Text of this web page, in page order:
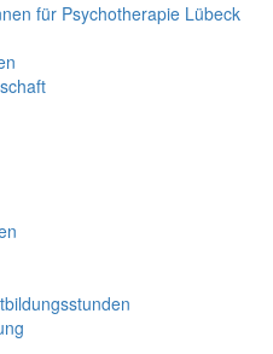
für Psychotherapie Lübeck